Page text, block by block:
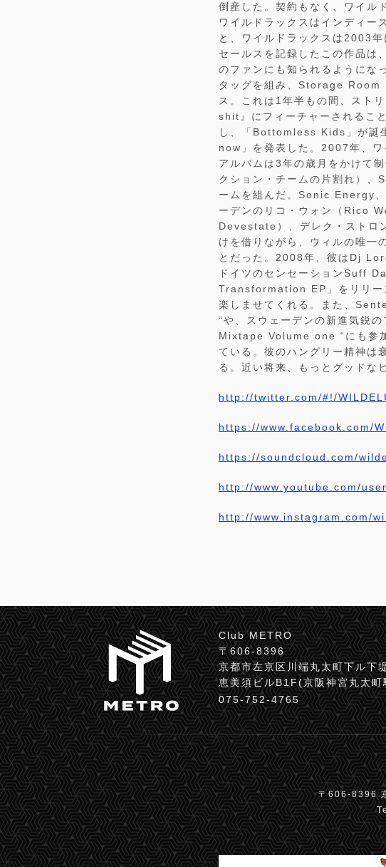
倒産した。契約もなく、ワイル
ワイルドラックスはインディー
と、ワイルドラックスは2003
セールスを記録したこの作品は
のファンにも知られるようにな
タッグを組み、Storage
ス。これは1年半もの間、スト
shit』にフィーチャーされるこ
し、「Bottomless Kids」が誕
now」を発表した。2007年、
アルバムは3年の歳月をかけて
クション・チームの片割れ）
ームを組んだ。Sonic Energy
ーデンのリコ・ウォン（Rico
Devestate）、デレク・ストロ
けを借りながら、ウィルの唯一
とだった。2008年、彼はDj
ドイツのセンセーションSuff
Transformation EP」をリリー
楽しませてくれる。また、
“や、スウェーデンの新進気鋭
Mixtape Volume one “にも参
ている。彼のハングリー精神は
る。近い将来、もっとグッドな
http://twitter.com/#!/
https://www.facebook.com/
https://soundcloud.com/
http://www.youtube.com/
http://www.instagram.com/
Club METRO
〒606-8396
京都市左京区川端丸太町下ル下
恵美須ビルB1F(京阪神宮丸太
075-752-4765
〒606-8396